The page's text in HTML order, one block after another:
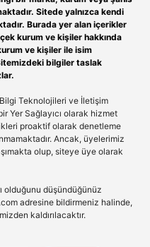
Sitede yalnızca kendi
Burada yer alan içerikler
kurum ve kişiler hakkında
ve kişiler ile isim
bilgiler taslak
Teknolojileri ve İletişim
Yer Sağlayıcı olarak hizmet
proaktif olarak denetleme
Ancak, üyelerimiz
olup, siteye üye olarak
olduğunu düşündüğünüz
adresine bildirmeniz halinde,
kaldırılacaktır.